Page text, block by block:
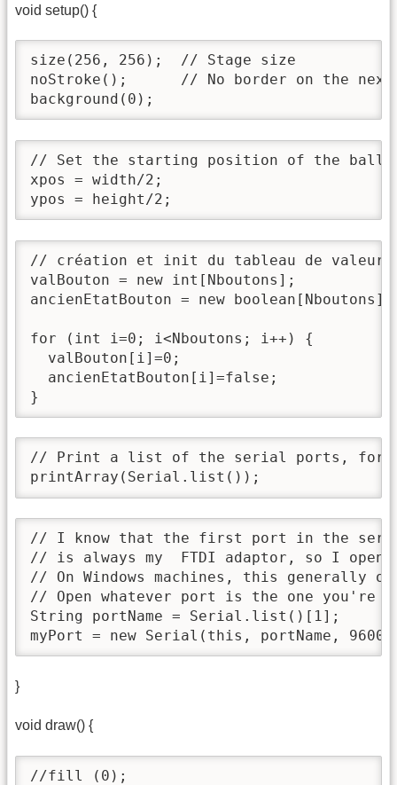
void setup() {
size(256, 256);  // Stage size
noStroke();      // No border on the next
background(0);
// Set the starting position of the ball
xpos = width/2;
ypos = height/2;
// création et init du tableau de valeur
valBouton = new int[Nboutons];
ancienEtatBouton = new boolean[Nboutons];
for (int i=0; i<Nboutons; i++) {
  valBouton[i]=0;
  ancienEtatBouton[i]=false;
}
// Print a list of the serial ports, for
printArray(Serial.list());
// I know that the first port in the
// is always my  FTDI adaptor, so I
// On Windows machines, this generally
// Open whatever port is the one you're
String portName = Serial.list()[1];
myPort = new Serial(this, portName,
}
void draw() {
//fill (0);